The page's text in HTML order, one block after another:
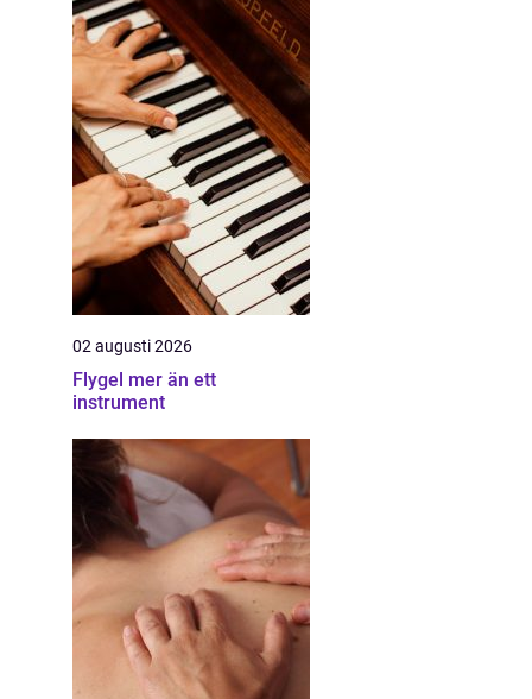
02 augusti 2026
Flygel mer än ett
instrument